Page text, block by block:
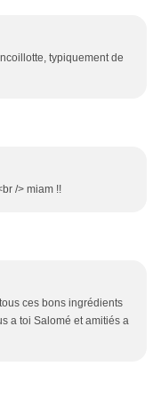
typiquement de
/> miam !!
ces bons ingrédients
a toi Salomé et amitiés a